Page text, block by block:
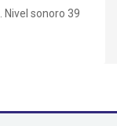
sonoro 39